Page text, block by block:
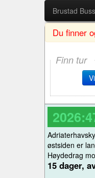
Brustad Buss
Du finner
Finn tur
østsiden er
Høydedrag
15 dager,